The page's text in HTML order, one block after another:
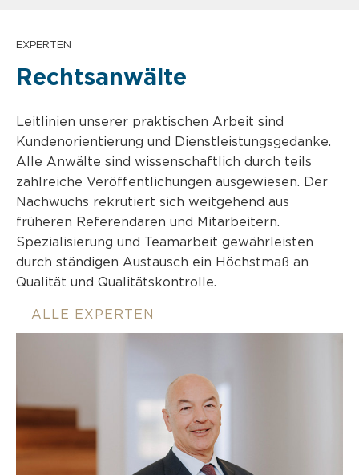
EXPERTEN
Rechtsanwälte
Leitlinien unserer praktischen Arbeit sind
Kundenorientierung und Dienstleistungsgedanke.
Alle Anwälte sind wissenschaftlich durch teils
zahlreiche Veröffentlichungen ausgewiesen. Der
Nachwuchs rekrutiert sich weitgehend aus
früheren Referendaren und Mitarbeitern.
Spezialisierung und Teamarbeit gewährleisten
durch ständigen Austausch ein Höchstmaß an
Qualität und Qualitätskontrolle.
ALLE EXPERTEN